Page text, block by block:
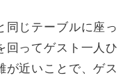
同じテーブルに座っ
回ってゲスト一人ひ
が近いことで、ゲス